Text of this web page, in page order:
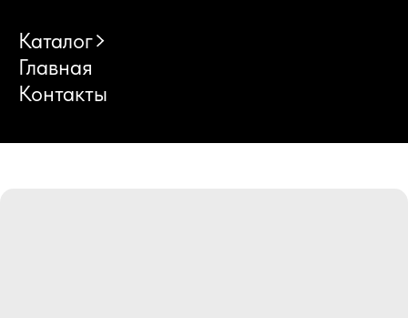
Каталог
Главная
Контакты